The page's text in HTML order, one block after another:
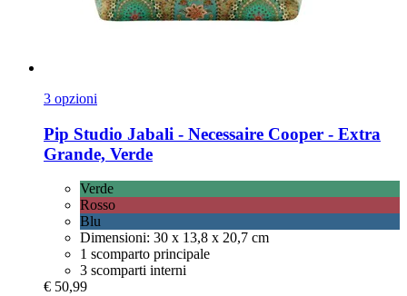
3 opzioni
Pip Studio Jabali -​ Necessaire Cooper -​ Extra
Grande, Verde
Verde
Rosso
Blu
Dimensioni: 30 x 13,8 x 20,7 cm
1 scomparto principale
3 scomparti interni
€ 50,99